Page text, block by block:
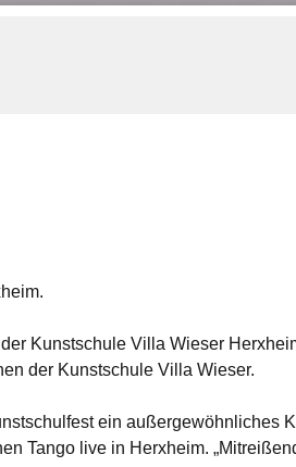
Kunstschule Villa Wieser
der Kunstschule Villa Wieser.
ein außergewöhnliches
Tango live in Herxheim.